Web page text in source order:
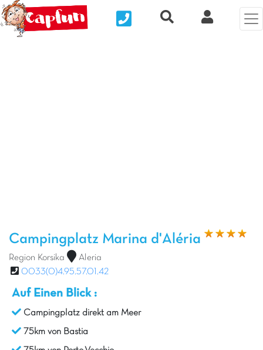
Nous contacterRecherche rapide
Clix
Campingplatz Marina d'Aléria
Region Korsika
Aleria
0033(0)4.95.57.01.42
Auf Einen Blick :
Campingplatz direkt am Meer
75km von Bastia